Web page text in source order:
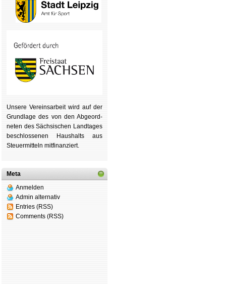
Unsere Ver­eins­ar­beit wird auf der
Grund­lage des von den Ab­ge­ord­
ne­ten des Säch­si­schen Land­tages
be­schlos­se­nen Haus­halts aus
Steu­er­mitteln mit­fi­nan­ziert.
Meta
Anmelden
Admin alternativ
Entries (RSS)
Comments (RSS)